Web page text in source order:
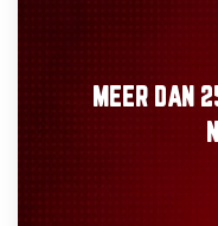
MEER DAN